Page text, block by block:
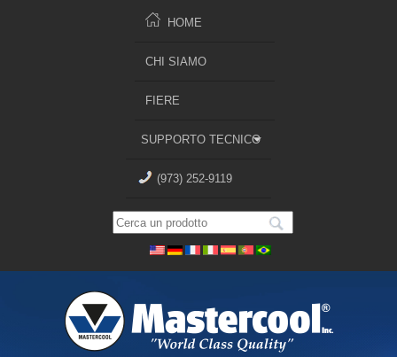
HOME
CHI SIAMO
FIERE
SUPPORTO TECNICO
(973) 252-9119